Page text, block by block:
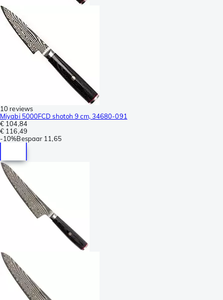
10 reviews
Miyabi 5000FCD shotoh 9 cm, 34680-091
€ 104,84
€ 116,49
-10%Bespaar 11,65